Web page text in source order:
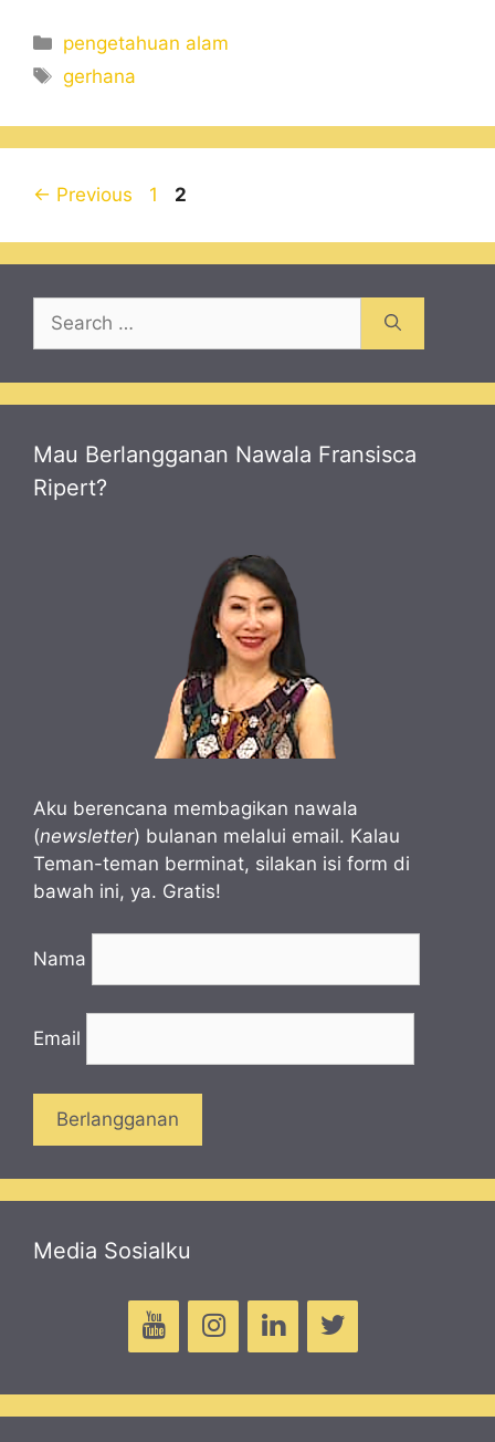
Categories
pengetahuan alam
Tags
gerhana
← Previous Page
1 Page
2
Search
for:
Mau Berlangganan Nawala Fransisca
Ripert?
Aku berencana membagikan nawala
(newsletter) bulanan melalui email. Kalau
Teman-teman berminat, silakan isi form di
bawah ini, ya. Gratis!
Nama
Email
Media Sosialku